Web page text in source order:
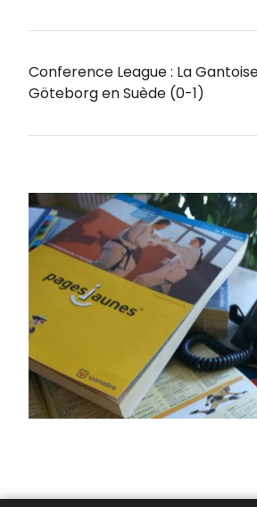
Conference League : La
Göteborg en Suède (0-1)